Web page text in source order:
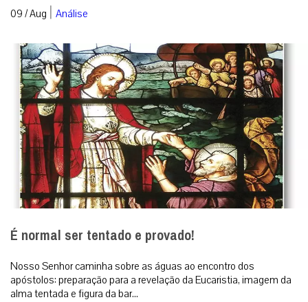
09 / Aug | Análise
É normal ser tentado e provado!
Nosso Senhor caminha sobre as águas ao encontro dos
apóstolos: preparação para a revelação da Eucaristia, imagem da
alma tentada e figura da bar...